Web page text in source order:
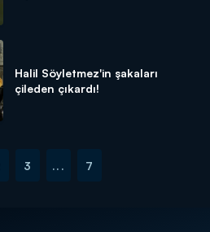
Halil Söyletmez'in şakaları
çileden çıkardı!
3 ... 7